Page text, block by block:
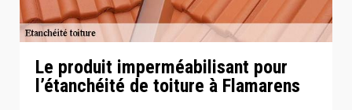
Le produit imperméabilisant pour
l’étanchéité de toiture à Flamarens